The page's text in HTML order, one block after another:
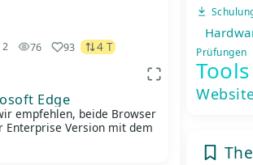
76 93 4 T
App Ansicht
Edge
empfehlen, beide Browser
Version mit dem
Prüfungen
Tools